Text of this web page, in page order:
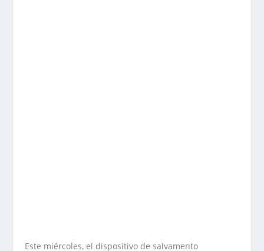
Este miércoles, el dispositivo de salvamento